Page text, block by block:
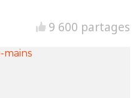
9 600 partages